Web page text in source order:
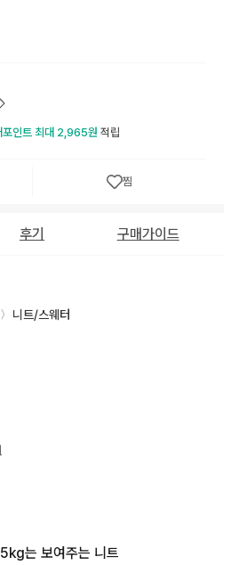
포인트 최대 2,965원 적립
찜
후기 구매가이드
〉
니트/스웨터
는 보여주는 니트